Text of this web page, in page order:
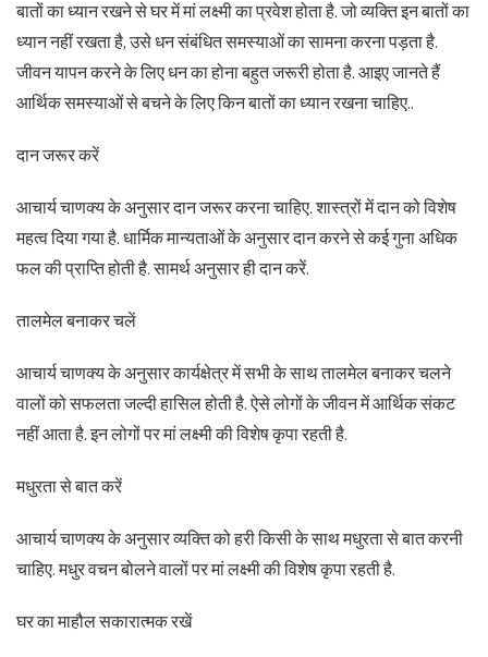
बातों का ध्यान रखने से घर में मां लक्ष्मी का प्रवेश होता है. जो व्यक्ति इन बातों का
ध्यान नहीं रखता है, उसे धन संबंधित समस्याओं का सामना करना पड़ता है.
जीवन यापन करने के लिए धन का होना बहुत जरूरी होता है. आइए जानते हैं
आर्थिक समस्याओं से बचने के लिए किन बातों का ध्यान रखना चाहिए..
दान जरूर करें
आचार्य चाणक्य के अनुसार दान जरूर करना चाहिए. शास्त्रों में दान को विशेष
महत्व दिया गया है. धार्मिक मान्यताओं के अनुसार दान करने से कई गुना अधिक
फल की प्राप्ति होती है. सामर्थ अनुसार ही दान करें.
तालमेल बनाकर चलें
आचार्य चाणक्य के अनुसार कार्यक्षेत्र में सभी के साथ तालमेल बनाकर चलने
वालों को सफलता जल्दी हासिल होती है. ऐसे लोगों के जीवन में आर्थिक संकट
नहीं आता है. इन लोगों पर मां लक्ष्मी की विशेष कृपा रहती है.
मधुरता से बात करें
आचार्य चाणक्य के अनुसार व्यक्ति को हरी किसी के साथ मधुरता से बात करनी
चाहिए. मधुर वचन बोलने वालों पर मां लक्ष्मी की विशेष कृपा रहती है.
घर का माहौल सकारात्मक रखें